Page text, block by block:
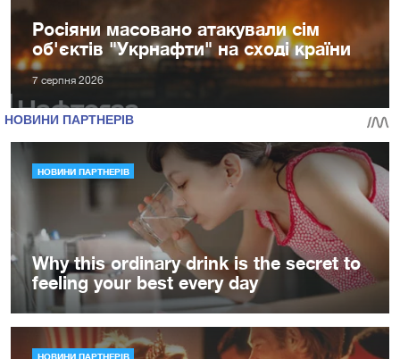
Росіяни масовано атакували сім
об'єктів "Укрнафти" на сході країни
7 серпня 2026